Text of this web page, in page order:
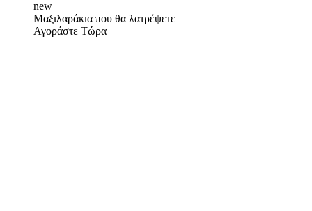
new
Μαξιλαράκια που θα λατρέψετε
Αγοράστε Τώρα